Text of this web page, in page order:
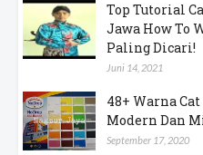
Top Tutorial
Jawa How To
Paling Dicari!
Juni 14, 2021
48+ Warna
Modern Dan
September 17, 2020